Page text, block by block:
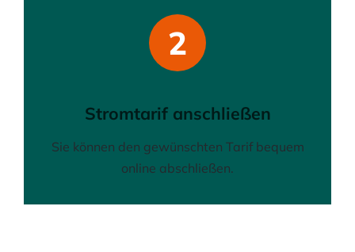
2
Stromtarif anschließen
Sie können den gewünschten Tarif bequem
online abschließen.